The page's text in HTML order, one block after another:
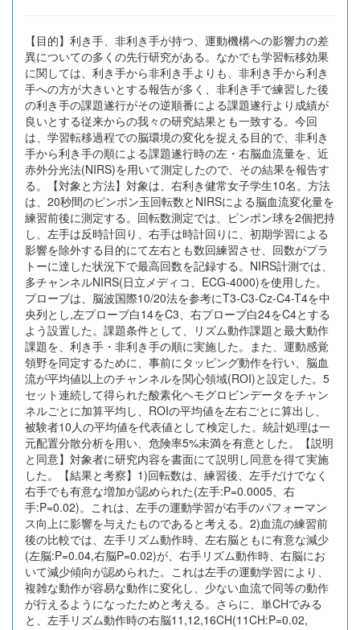
【目的】利き手、非利き手が持つ、運動機構への影響力の差
異についての多くの先行研究がある。なかでも学習転移効果
に関しては、利き手から非利き手よりも、非利き手から利き
手への方が大きいとする報告が多く、非利き手で練習した後
の利き手の課題遂行がその逆順番による課題遂行より成績が
良いとする従来からの我々の研究結果とも一致する。今回
は、学習転移過程での脳環境の変化を捉える目的で、非利き
手から利き手の順による課題遂行時の左・右脳血流量を、近
赤外分光法(NIRS)を用いて測定したので、その結果を報告す
る。【対象と方法】対象は、右利き健常女子学生10名。方法
は、20秒間のピンポン玉回転数とNIRSによる脳血流変化量を
練習前後に測定する。回転数測定では、ピンポン球を2個把持
し、左手は反時計回り、右手は時計回りに、初期学習による
影響を除外する目的にて左右とも数回練習させ、回数がプラ
トーに達した状況下で最高回数を記録する。NIRS計測では、
多チャンネルNIRS(日立メディコ、ECG-4000)を使用した。
プローブは、脳波国際10/20法を参考にT3-C3-Cz-C4-T4を中
央列とし,左プローブ白14をC3、右プローブ白24をC4とする
よう設置した。課題条件として、リズム動作課題と最大動作
課題を、利き手・非利き手の順に実施した。また、運動感覚
領野を同定するために、事前にタッピング動作を行い、脳血
流が平均値以上のチャンネルを関心領域(ROI)と設定した。5
セット連続して得られた酸素化ヘモグロビンデータをチャン
ネルごとに加算平均し、ROIの平均値を左右ごとに算出し、
被験者10人の平均値を代表値として検定した。統計処理は一
元配置分散分析を用い、危険率5%未満を有意とした。【説明
と同意】対象者に研究内容を書面にて説明し同意を得て実施
した。【結果と考察】1)回転数は、練習後、左手だけでなく
右手でも有意な増加が認められた(左手:P=0.0005、右
手:P=0.02)。これは、左手の運動学習が右手のパフォーマン
ス向上に影響を与えたものであると考える。2)血流の練習前
後の比較では、左手リズム動作時、左右脳ともに有意な減少
(左脳:P=0.04,右脳P=0.02)が、右手リズム動作時、右脳にお
いて減少傾向が認められた。これは左手の運動学習により、
複雑な動作が容易な動作に変化し、少ない血流で同等の動作
が行えるようになったためと考える。さらに、単CHでみる
と、左手リズム動作時の右脳11,12,16CH(11CH:P=0.02,